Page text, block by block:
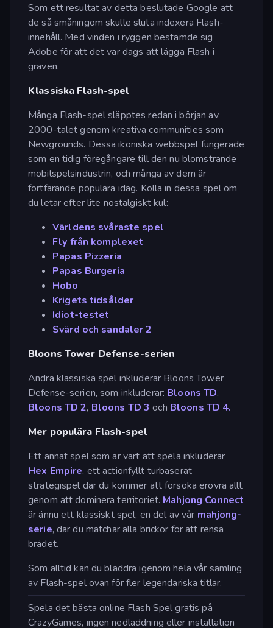
Som ett resultat av detta beslutade Google att
de så småningom skulle sluta indexera Flash-
innehåll. Med vinden i ryggen bestämde sig
Adobe för att det var dags att lägga Flash i
graven.
Klassiska Flash-spel
Många Flash-spel släpptes redan i början av
2000-talet genom kreativa communities som
Newgrounds. Dessa ikoniska webbspel fungerade
som en tidig föregångare till den nu blomstrande
mobilspelsindustrin, och många av dem är
fortfarande populära idag. Kolla in dessa spel om
du letar efter lite nostalgiskt kul:
Världens svåraste spel
Fly från komplexet
Papas Pizzeria
Papas Burgeria
Hobo
Krigets tidsålder
Idiot-testet
Svärd och sandaler 2
Bloons Tower Defense-serien
Andra klassiska spel inkluderar Bloons Tower
Defense-serien, som inkluderar: Bloons TD,
Bloons TD 2, Bloons TD 3 och Bloons TD 4.
Mer populära Flash-spel
Ett annat spel som är värt att spela inkluderar
Hex Empire, ett actionfyllt turbaserat
strategispel där du kommer att försöka erövra allt
genom att dominera territoriet. Mahjong Connect
är ännu ett klassiskt spel, en del av vår mahjong-
serie, där du matchar alla brickor för att rensa
brädet.
Som alltid kan du bläddra igenom hela vår samling
av Flash-spel ovan för fler legendariska titlar.
Spela det bästa online Flash Spel gratis på
CrazyGames, ingen nedladdning eller installation